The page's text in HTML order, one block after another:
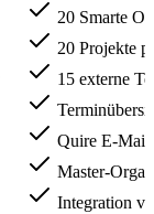
20 Smarte
20 Projekte
15 externe
Quire E-
Master-
Integration